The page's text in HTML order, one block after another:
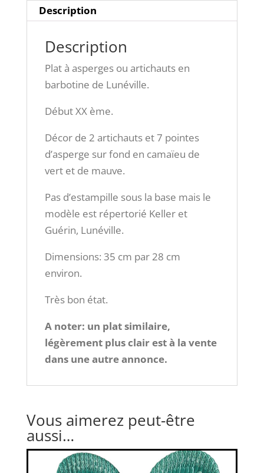
Description
Description
Plat à asperges ou artichauts en
barbotine de Lunéville.
Début XX ème.
Décor de 2 artichauts et 7 pointes
d’asperge sur fond en camaïeu de
vert et de mauve.
Pas d’estampille sous la base mais le
modèle est répertorié Keller et
Guérin, Lunéville.
Dimensions: 35 cm par 28 cm
environ.
Très bon état.
A noter: un plat similaire,
légèrement plus clair est à la vente
dans une autre annonce.
Vous aimerez peut-être
aussi…